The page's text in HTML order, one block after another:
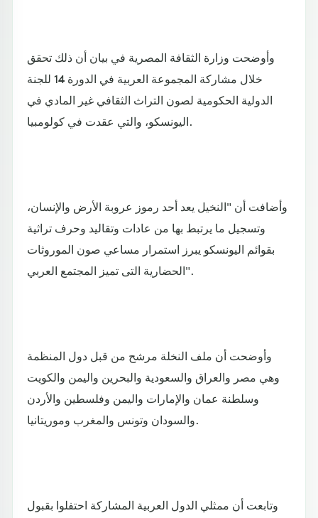
وأوضحت وزارة الثقافة المصرية في بيان أن ذلك تحقق
خلال مشاركة المجموعة العربية في الدورة 14 للجنة
الدولية الحكومية لصون التراث الثقافي غير المادي في
اليونسكو، والتي عقدت في كولومبيا.
وأضافت أن "النخيل يعد أحد رموز عروبة الأرض والإنسان،
وتسجيل ما يرتبط بها من عادات وتقاليد وحرف تراثية
بقوائم اليونسكو يبرز استمرار مساعي صون الموروثات
الحضارية التى تميز المجتمع العربي".
وأوضحت أن ملف النخلة مرشح من قبل دول المنظمة
وهي مصر والعراق والسعودية والبحرين واليمن والكويت
وسلطنة عمان والإمارات واليمن وفلسطين والأردن
والسودان وتونس والمغرب وموريتانيا.
وتابعت أن ممثلي الدول العربية المشاركة احتفلوا بقبول